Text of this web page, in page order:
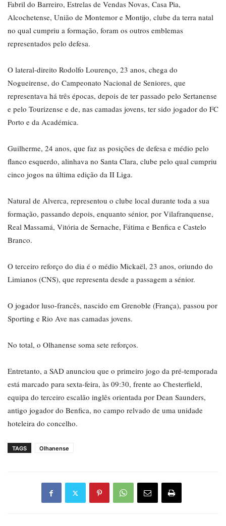
Fabril do Barreiro, Estrelas de Vendas Novas, Casa Pia,
Alcochetense, União de Montemor e Montijo, clube da terra natal
no qual cumpriu a formação, foram os outros emblemas
representados pelo defesa.
O lateral-direito Rodolfo Lourenço, 23 anos, chega do
Nogueirense, do Campeonato Nacional de Seniores, que
representava há três épocas, depois de ter passado pelo Sertanense
e pelo Tourizense e de, nas camadas jovens, ter sido jogador do FC
Porto e da Académica.
Guilherme, 24 anos, que faz as posições de defesa e médio pelo
flanco esquerdo, alinhava no Santa Clara, clube pelo qual cumpriu
cinco jogos na última edição da II Liga.
Natural de Alverca, representou o clube local durante toda a sua
formação, passando depois, enquanto sénior, por Vilafranquense,
Real Massamá, Vitória de Sernache, Fátima e Benfica e Castelo
Branco.
O terceiro reforço do dia é o médio Mickaël, 23 anos, oriundo do
Limianos (CNS), que representa desde a passagem a sénior.
O jogador luso-francês, nascido em Grenoble (França), passou por
Sporting e Rio Ave nas camadas jovens.
No total, o Olhanense soma sete reforços.
Entretanto, a SAD anunciou que o primeiro jogo da pré-temporada
está marcado para sexta-feira, às 09:30, frente ao Chesterfield,
equipa do terceiro escalão inglês orientada por Dean Saunders,
antigo jogador do Benfica, no campo relvado de uma unidade
hoteleira do concelho.
TAGS Olhanense